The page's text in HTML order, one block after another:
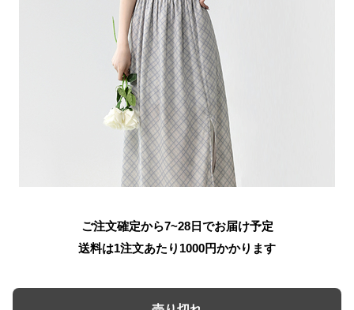
ご注文確定から7~28日でお届け予定
送料は1注文あたり 1000円かかります